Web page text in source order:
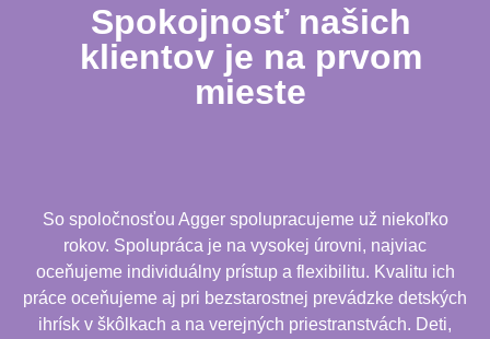
Spokojnosť našich
klientov je na prvom
mieste
So spoločnosťou Agger spolupracujeme už niekoľko
rokov. Spolupráca je na vysokej úrovni, najviac
oceňujeme individuálny prístup a flexibilitu. Kvalitu ich
práce oceňujeme aj pri bezstarostnej prevádzke detských
ihrísk v škôlkach a na verejných priestranstvách. Deti,